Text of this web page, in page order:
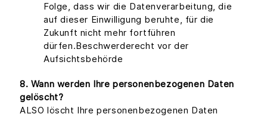
Folge, dass wir die Datenverarbeitung, die
auf dieser Einwilligung beruhte, für die
Zukunft nicht mehr fortführen
dürfen.Beschwerderecht vor der
Aufsichtsbehörde
8. Wann werden Ihre personenbezogenen Daten
gelöscht?
ALSO löscht Ihre personenbezogenen Daten